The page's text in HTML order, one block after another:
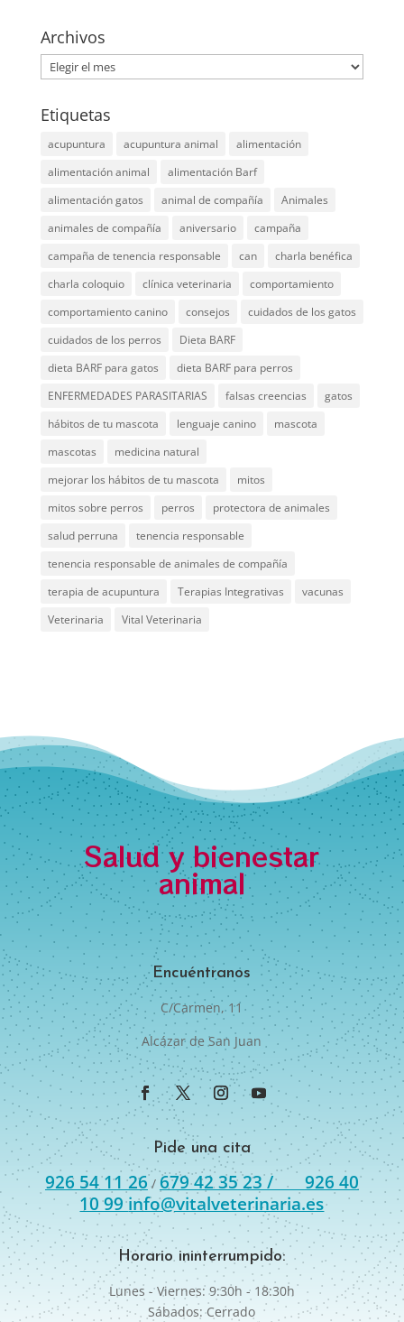
Archivos
Archivos
Etiquetas
acupuntura acupuntura animal
alimentación
alimentación animal
alimentación Barf
alimentación gatos
animal de compañía
Animales
animales de compañía
aniversario
campaña
campaña de tenencia responsable
can
charla benéfica
charla coloquio
clínica veterinaria
comportamiento
comportamiento canino
consejos
cuidados de los gatos
cuidados de los perros
Dieta BARF
dieta BARF para gatos
dieta BARF para perros
ENFERMEDADES PARASITARIAS
falsas creencias
gatos
hábitos de tu mascota
lenguaje canino
mascota
mascotas
medicina natural
mejorar los hábitos de tu mascota
mitos
mitos sobre perros
perros
protectora de animales
salud perruna
tenencia responsable
tenencia responsable de animales de compañía
terapia de acupuntura
Terapias Integrativas
vacunas
Veterinaria
Vital Veterinaria
Salud y bienestar
animal
Encuéntranos
C/Carmen, 11
Alcázar de San Juan
Pide una cita
926 54 11 26 / 679 42 35 23 / 926 40
10 99info@vitalveterinaria.es
Horario ininterrumpido:
Lunes - Viernes: 9:30h - 18:30h
Sábados: Cerrado